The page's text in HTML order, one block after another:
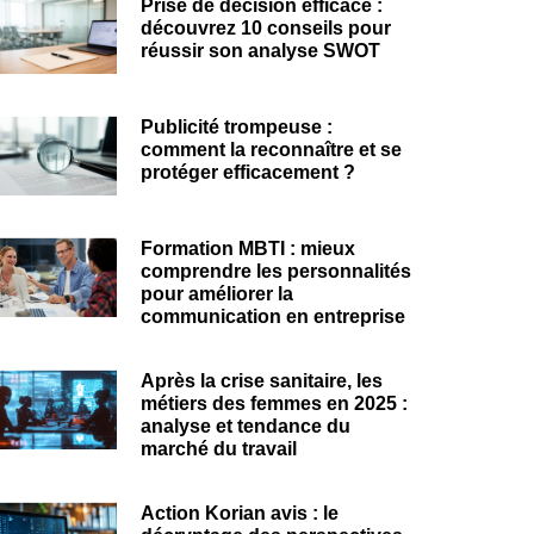
Prise de décision efficace :
découvrez 10 conseils pour
réussir son analyse SWOT
Publicité trompeuse :
comment la reconnaître et se
protéger efficacement ?
Formation MBTI : mieux
comprendre les personnalités
pour améliorer la
communication en entreprise
Après la crise sanitaire, les
métiers des femmes en 2025 :
analyse et tendance du
marché du travail
Action Korian avis : le